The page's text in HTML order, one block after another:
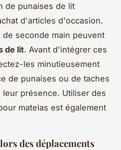
de punaises de lit
d'articles d'occasion.
seconde main peuvent
de lit. Avant d'intégrer ces
les minutieusement
de punaises ou de taches
présence. Utiliser des
matelas est également
des déplacements